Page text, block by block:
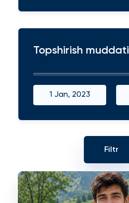
Topshirish muddati
1 Jan, 2023